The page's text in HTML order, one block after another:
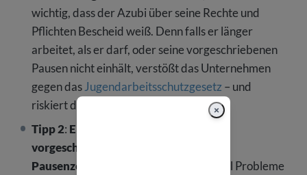
wichtig, dass der Azubi über seine Rechte und
Pflichten Bescheid weiß. Denn falls er länger
arbeitet, als er darf, oder seine vorgeschriebenen
Pausen nicht einhält, verstößt das Unternehmen
gegen das Jugendarbeitsschutzgesetz – und
riskiert damit eine Geldstrafe.
Tipp 2: Erinnern Sie den Azubi an die
vorgeschriebenen Regelungen und
Pausenzeiten.
Denn falls es doch einmal Probleme
×